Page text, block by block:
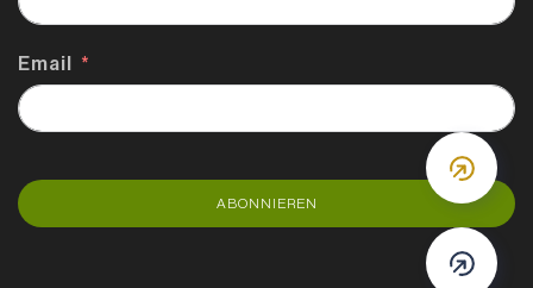
Email
ABONNIEREN